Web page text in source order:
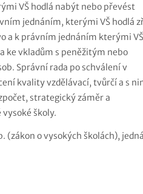
VŠ hodlá nabýt nebo převést
jednáním, kterými VŠ hodlá
a k právním jednáním kterými VŠ
ke vkladům s peněžitým nebo
Správní rada po schválení v
kvality vzdělávací, tvůrčí a s
strategický záměr a
školy.
(zákon o vysokých školách),